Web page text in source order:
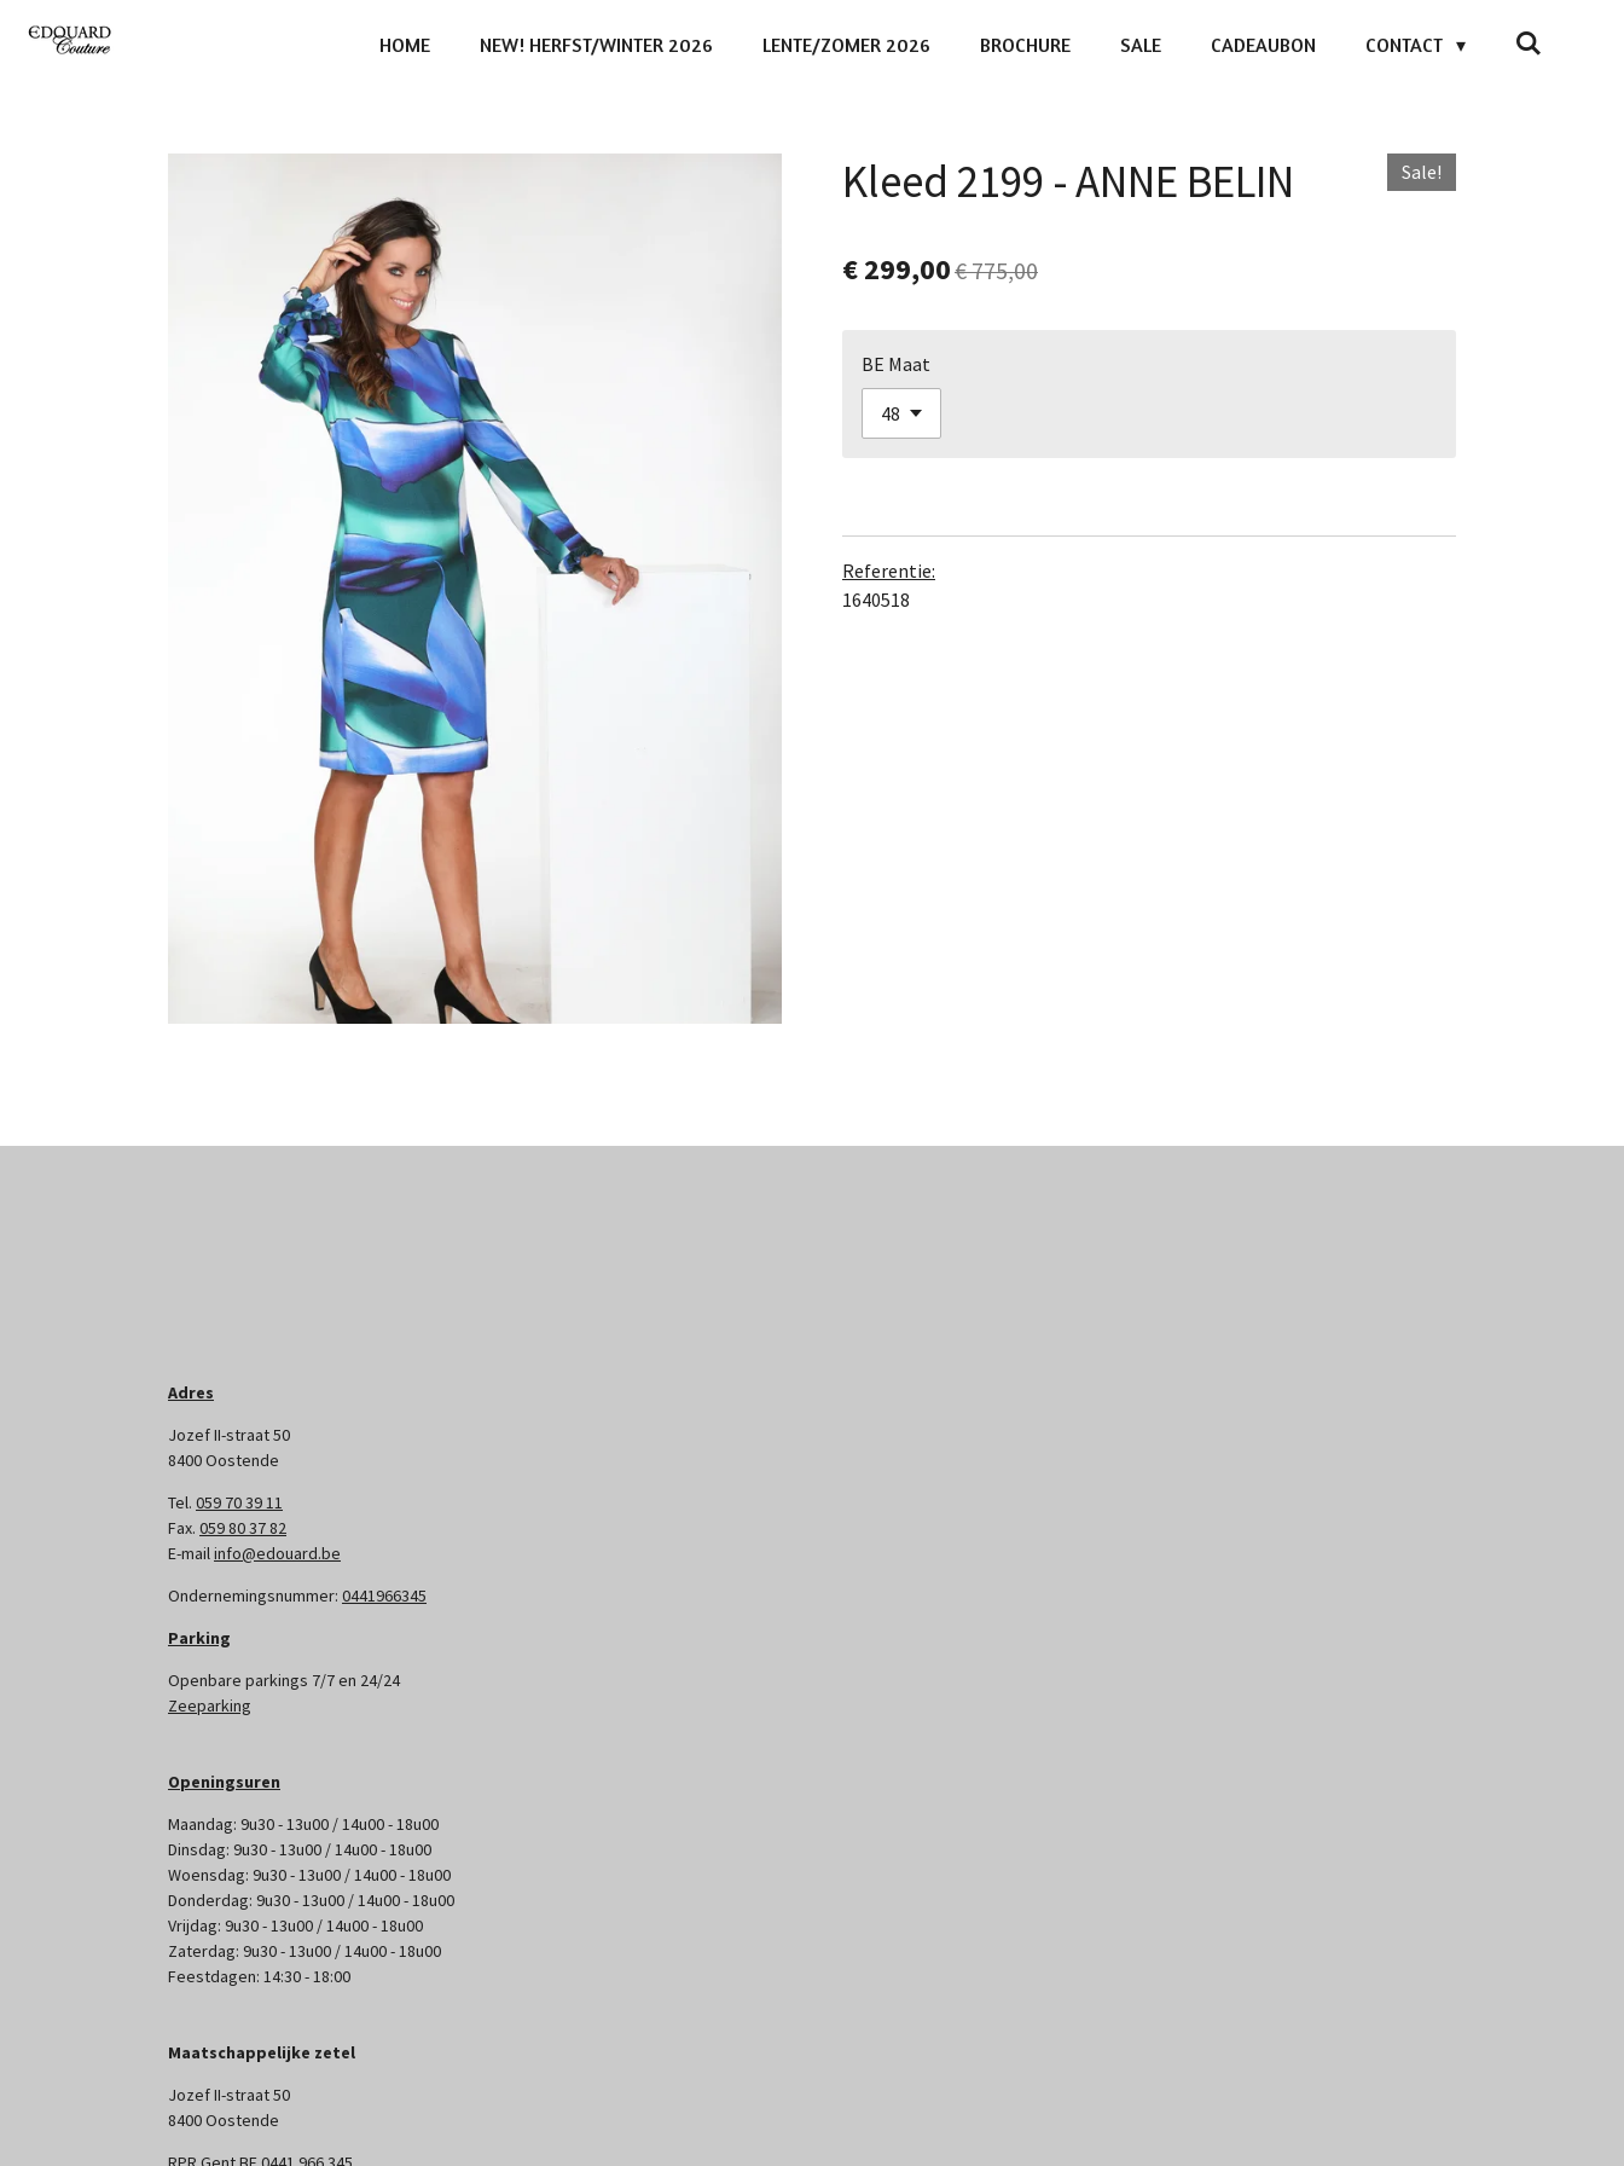
Ga
direct
HOME NEW! HERFST/WINTER 2026 LENTE/ZOMER 2026 BROCHURE SALE CADEAUBON CONTACT
Kleed 2199 - ANNE BELIN Sale!
€ 299,00€ 775,00
BE Maat
Referentie:
1640518
Adres
Jozef II-straat 50
8400 Oostende
Tel. 059 70 39 11
Fax. 059 80 37 82
E-mailinfo@edouard.be
Ondernemingsnummer: 0441966345
Parking
Openbare parkings 7/7 en 24/24
Zeeparking
Openingsuren
Maandag: 9u30 - 13u00 / 14u00 - 18u00
Dinsdag: 9u30 - 13u00 / 14u00 - 18u00
Woensdag: 9u30 - 13u00 / 14u00 - 18u00
Donderdag: 9u30 - 13u00 / 14u00 - 18u00
Vrijdag: 9u30 - 13u00 / 14u00 - 18u00
Zaterdag: 9u30 - 13u00 / 14u00 - 18u00
Feestdagen: 14:30 - 18:00
Maatschappelijke zetel
Jozef II-straat 50
8400 Oostende